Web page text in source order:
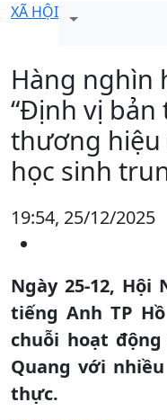
XÃ HỘI
Hàng nghìn
“Định vị bản
thương hiệu
học sinh
19:54, 25/12/2025
Ngày 25-12,
tiếng Anh TP
chuỗi hoạt
Quang với
thực.